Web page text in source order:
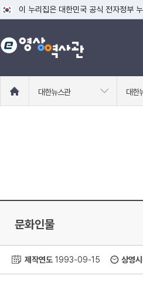
이 누리집은 대한민국 공식 전자정부
공식 누리집 주소 확인하기
go.kr 주소를 사용하는 누리집은 대한
로
대한뉴스관 대한
문화인물
제작연도 1993-09-15 상영